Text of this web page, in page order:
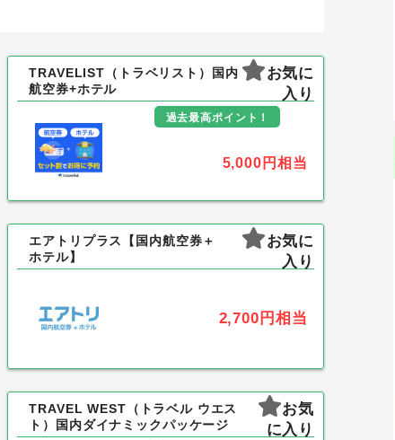
TRAVELIST（トラベリスト）国内
航空券+ホテル
お気に
入り
過去最高ポイント！
5,000円 相当
エアトリプラス【国内航空券＋
ホテル】
お気に
入り
2,700円 相当
TRAVEL WEST（トラベル ウエス
ト）国内ダイナミックパッケージ
お気
に入り